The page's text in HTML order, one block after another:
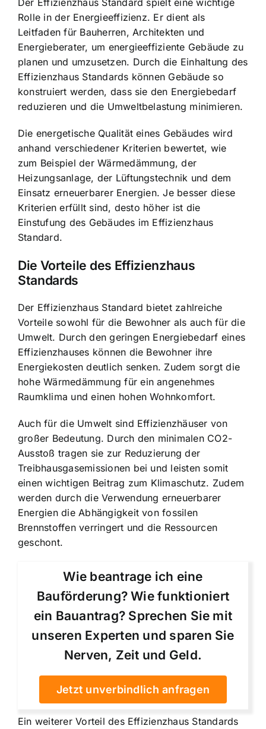
Der Effizienzhaus Standard spielt eine wichtige
Rolle in der Energieeffizienz. Er dient als
Leitfaden für Bauherren, Architekten und
Energieberater, um energieeffiziente Gebäude zu
planen und umzusetzen. Durch die Einhaltung des
Effizienzhaus Standards können Gebäude so
konstruiert werden, dass sie den Energiebedarf
reduzieren und die Umweltbelastung minimieren.
Die energetische Qualität eines Gebäudes wird
anhand verschiedener Kriterien bewertet, wie
zum Beispiel der Wärmedämmung, der
Heizungsanlage, der Lüftungstechnik und dem
Einsatz erneuerbarer Energien. Je besser diese
Kriterien erfüllt sind, desto höher ist die
Einstufung des Gebäudes im Effizienzhaus
Standard.
Die Vorteile des Effizienzhaus
Standards
Der Effizienzhaus Standard bietet zahlreiche
Vorteile sowohl für die Bewohner als auch für die
Umwelt. Durch den geringen Energiebedarf eines
Effizienzhauses können die Bewohner ihre
Energiekosten deutlich senken. Zudem sorgt die
hohe Wärmedämmung für ein angenehmes
Raumklima und einen hohen Wohnkomfort.
Auch für die Umwelt sind Effizienzhäuser von
großer Bedeutung. Durch den minimalen CO2-
Ausstoß tragen sie zur Reduzierung der
Treibhausgasemissionen bei und leisten somit
einen wichtigen Beitrag zum Klimaschutz. Zudem
werden durch die Verwendung erneuerbarer
Energien die Abhängigkeit von fossilen
Brennstoffen verringert und die Ressourcen
geschont.
Wie beantrage ich eine
Bauförderung? Wie funktioniert
ein Bauantrag? Sprechen Sie mit
unseren Experten und sparen Sie
Nerven, Zeit und Geld.
Jetzt unverbindlich anfragen
Ein weiterer Vorteil des Effizienzhaus Standards